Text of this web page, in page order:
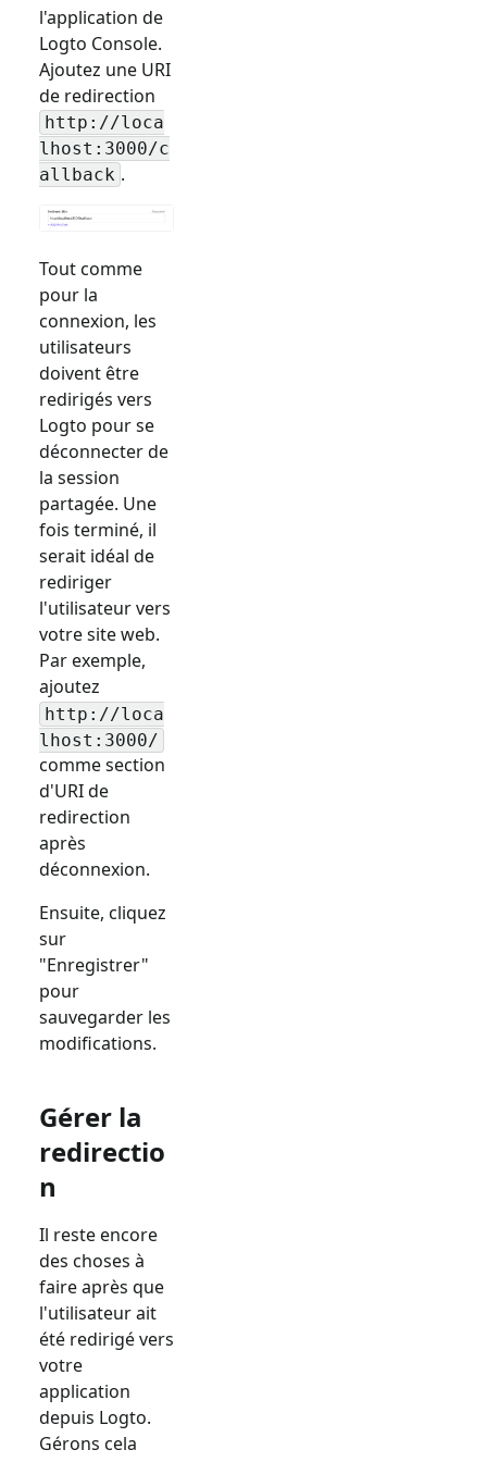
l'application de
Logto Console.
Ajoutez une URI
de redirection
http://loca
lhost:3000/c
allback .
Tout comme
pour la
connexion, les
utilisateurs
doivent être
redirigés vers
Logto pour se
déconnecter de
la session
partagée. Une
fois terminé, il
serait idéal de
rediriger
l'utilisateur vers
votre site web.
Par exemple,
ajoutez
http://loca
lhost:3000/
comme section
d'URI de
redirection
après
déconnexion.
Ensuite, cliquez
sur
"Enregistrer"
pour
sauvegarder les
modifications.
Gérer la
redirectio
n
Il reste encore
des choses à
faire après que
l'utilisateur ait
été redirigé vers
votre
application
depuis Logto.
Gérons cela